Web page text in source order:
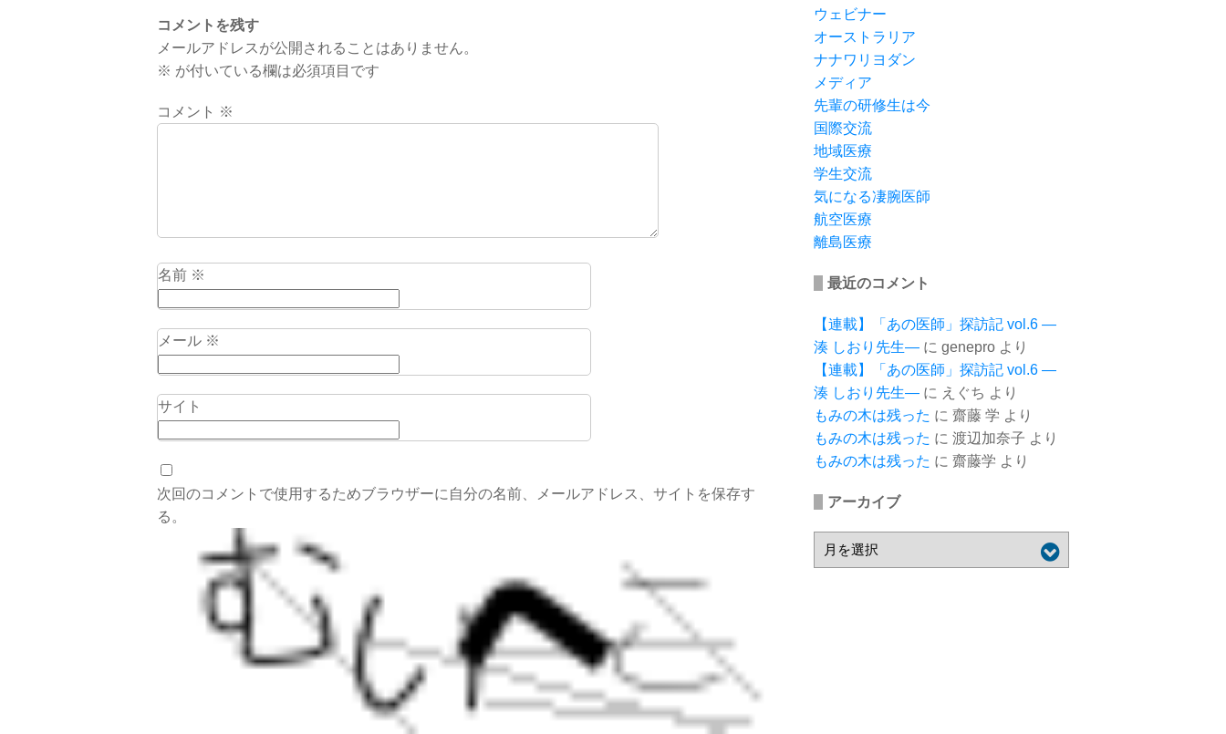
コメントを残す
メールアドレスが公開されることはありません。
※ が付いている欄は必須項目です
コメント ※
名前 ※
メール ※
サイト
次回のコメントで使用するためブラウザーに自分の名前、メールアドレス、サイトを保存す
る。
ウェビナー
オーストラリア
ナナワリヨダン
メディア
先輩の研修生は今
国際交流
地域医療
学生交流
気になる凄腕医師
航空医療
離島医療
最近のコメント
【連載】「あの医師」探訪記 vol.6 ―
湊 しおり先生― に genepro より
【連載】「あの医師」探訪記 vol.6 ―
湊 しおり先生― に えぐち より
もみの木は残った に 齋藤 学 より
もみの木は残った に 渡辺加奈子 より
もみの木は残った に 齋藤学 より
アーカイブ